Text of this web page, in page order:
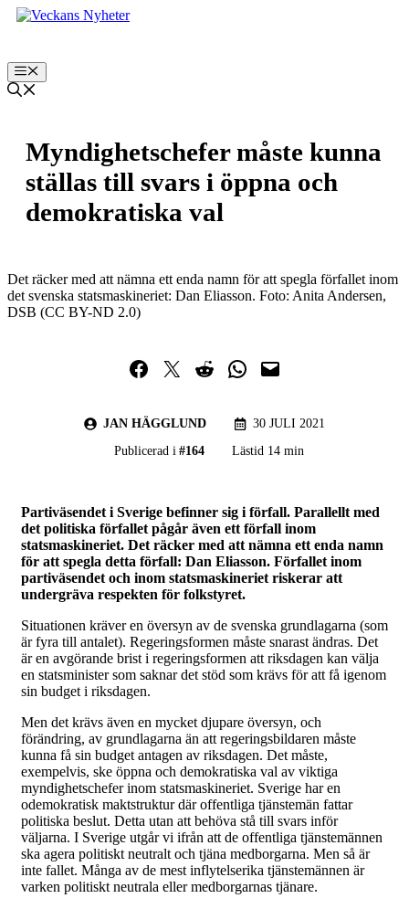
Hoppa
Meny
Myndighetschefer måste kunna
ställas till svars i öppna och
demokratiska val
Det räcker med att nämna ett enda namn för att spegla förfallet inom
det svenska statsmaskineriet: Dan Eliasson. Foto: Anita Andersen,
DSB (CC BY-ND 2.0)
Dela på Facebook
Dela på TwitterDela på RedditDela i WhatsApp
Maila en länk
JAN HÄGGLUND
30 JULI 2021
Publicerad i #164 Lästid 14 min
Partiväsendet i Sverige befinner sig i förfall. Parallellt med
det politiska förfallet pågår även ett förfall inom
statsmaskineriet. Det räcker med att nämna ett enda namn
för att spegla detta förfall: Dan Eliasson. Förfallet inom
partiväsendet och inom statsmaskineriet riskerar att
undergräva respekten för folkstyret.
Situationen kräver en översyn av de svenska grundlagarna (som
är fyra till antalet). Regeringsformen måste snarast ändras. Det
är en avgörande brist i regeringsformen att riksdagen kan välja
en statsminister som saknar det stöd som krävs för att få igenom
sin budget i riksdagen.
Men det krävs även en mycket djupare översyn, och
förändring, av grundlagarna än att regeringsbildaren måste
kunna få sin budget antagen av riksdagen. Det måste,
exempelvis, ske öppna och demokratiska val av viktiga
myndighetschefer inom statsmaskineriet. Sverige har en
odemokratisk maktstruktur där offentliga tjänstemän fattar
politiska beslut. Detta utan att behöva stå till svars inför
väljarna. I Sverige utgår vi ifrån att de offentliga tjänstemännen
ska agera politiskt neutralt och tjäna medborgarna. Men så är
inte fallet. Många av de mest inflytelserika tjänstemännen är
varken politiskt neutrala eller medborgarnas tjänare.